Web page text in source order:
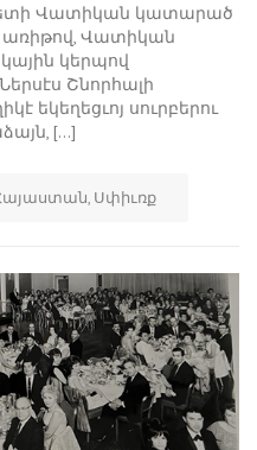
Վատիկան կատարած
առիթով, Վատիկան
կերպով
Շնորհալի
եկեղեցւոյ սուրբերու
[…]
, Սփիւռք